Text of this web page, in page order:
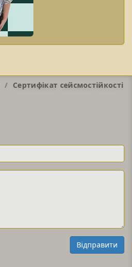
Сертифікат сейсмостійкості
Відправити